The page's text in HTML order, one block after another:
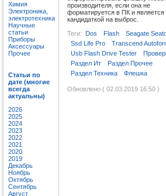
Химия
Электроника,
электротехника
Научные
статьи
Приборы
Аксессуары
Прочее
Статьи по
дате (многие
всегда
актуальны)
2026
2025
2024
2023
2022
2021
2020
2019
Декабрь
Ноябрь
Октябрь
Сентябрь
Август
производителя, если она не
форматируется в ПК и является
кандидаткой на выброс.
Теги:
Dos Flash
Seagate
Ssd Life Pro
Transcend
Usb Flash Drive Tester
Раздел Ит
Раздел Прочее
Раздел Техника
Флешка
Обновлено ( 02.03.2019 16:50 )